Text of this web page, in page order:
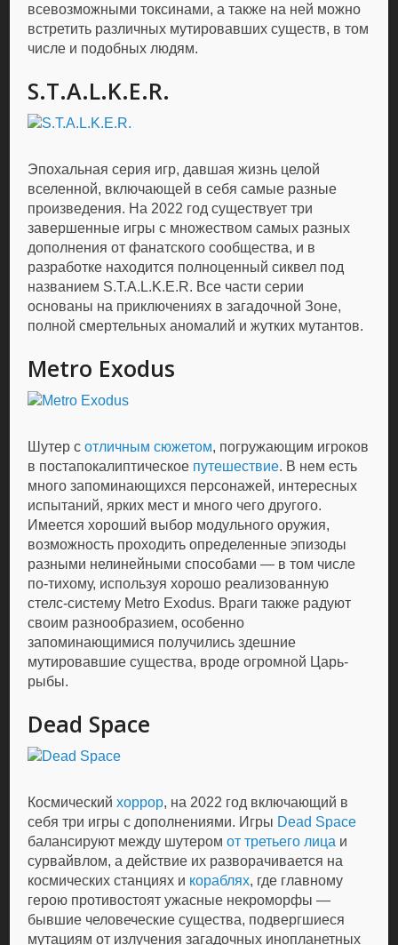
всевозможными токсинами, а также на ней можно
встретить различных мутировавших существ, в том
числе и подобных людям.
S.T.A.L.K.E.R.
Эпохальная серия игр, давшая жизнь целой
вселенной, включающей в себя самые разные
произведения. На 2022 год существует три
завершенные игры с множеством самых разных
дополнения от фанатского сообщества, и в
разработке находится полноценный сиквел под
названием S.T.A.L.K.E.R. Все части серии
основаны на приключениях в загадочной Зоне,
полной смертельных аномалий и жутких мутантов.
Metro Exodus
Шутер сотличным сюжетом, погружающим игроков
в постапокалиптическое путешествие. В нем есть
много запоминающихся персонажей, интересных
испытаний, ярких мест и много чего другого.
Имеется хороший выбор модульного оружия,
возможность проходить определенные эпизоды
разными нелинейными способами — в том числе
по-тихому, используя хорошо реализованную
стелс-систему Metro Exodus. Враги также радуют
своим разнообразием, особенно
запоминающимися получились здешние
мутировавшие существа, вроде огромной Царь-
рыбы.
Dead Space
Космическийхоррор, на 2022 год включающий в
себя три игры с дополнениями. Игры Dead Space
балансируют между шутеромот третьего лица и
сурвайвлом, а действие их разворачивается на
космических станциях и кораблях, где главному
герою противостоят ужасные некроморфы —
бывшие человеческие существа, подвергшиеся
мутациям от излучения загадочных инопланетных